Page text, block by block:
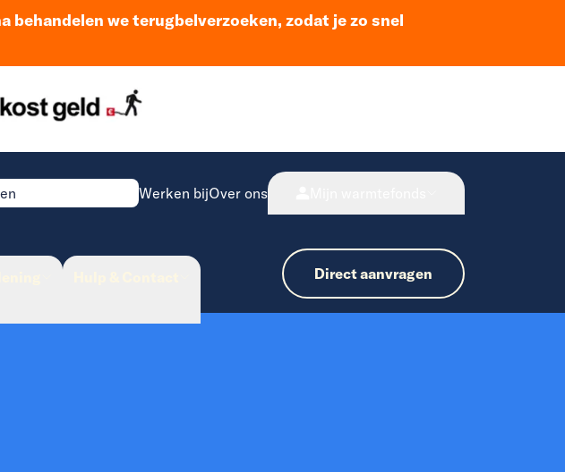
we terugbelverzoeken, zodat je zo snel
de website
Werken bijOver ons
Direct aanvragen